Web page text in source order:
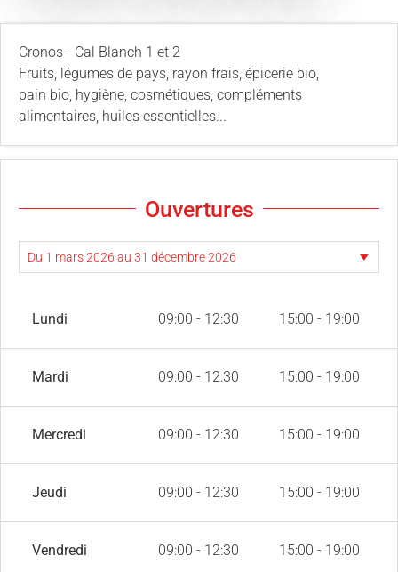
Cronos - Cal Blanch 1 et 2
Fruits, légumes de pays, rayon frais, épicerie bio,
pain bio, hygiène, cosmétiques, compléments
alimentaires, huiles essentielles...
Ouvertures
Lundi 09:00 - 12:30 15:00 - 19:00
Mardi 09:00 - 12:30 15:00 - 19:00
Mercredi 09:00 - 12:30 15:00 - 19:00
Jeudi 09:00 - 12:30 15:00 - 19:00
Vendredi 09:00 - 12:30 15:00 - 19:00